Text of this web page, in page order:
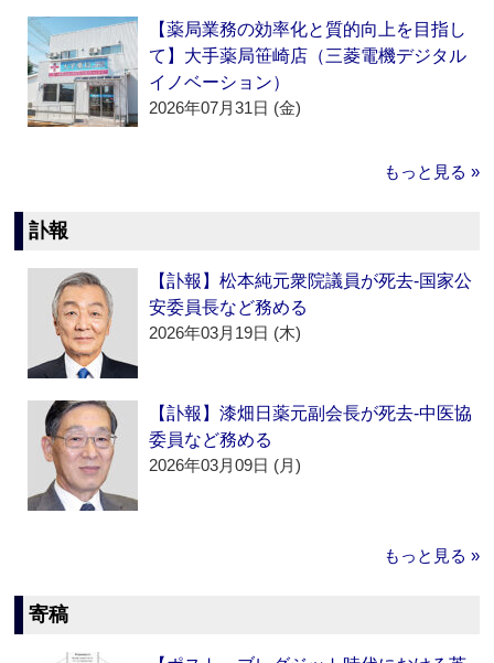
【薬局業務の効率化と質的向上を目指し
て】大手薬局笹崎店（三菱電機デジタル
イノベーション）
2026年07月31日 (金)
もっと見る »
訃報
【訃報】松本純元衆院議員が死去‐国家公
安委員長など務める
2026年03月19日 (木)
【訃報】漆畑日薬元副会長が死去‐中医協
委員など務める
2026年03月09日 (月)
もっと見る »
寄稿